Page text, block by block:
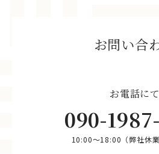
お問い合
お電話にて
090-
10:00～18:00（弊社休業